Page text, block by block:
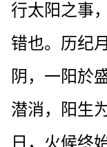
行太阳之事
错也。历纪
阴，一阳於
潜消，阳生
日，火候终始